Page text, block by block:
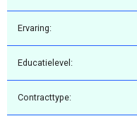
Ervaring:
Educatielevel:
Contracttype: